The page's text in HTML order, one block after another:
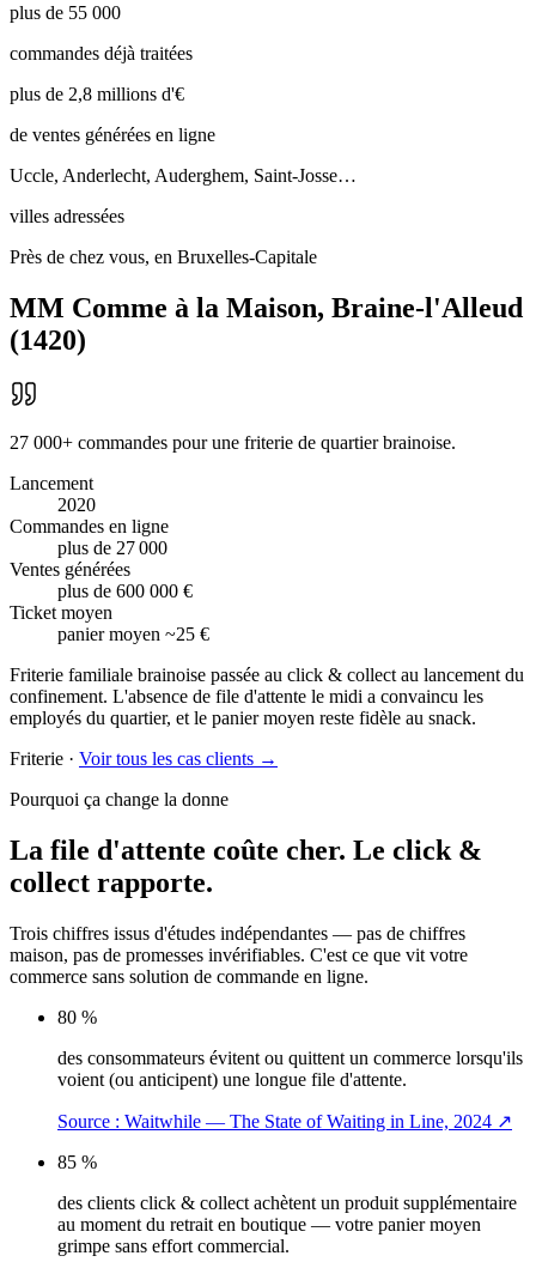
plus de 55 000
commandes déjà traitées
plus de 2,8 millions d'€
de ventes générées en ligne
Uccle, Anderlecht, Auderghem, Saint-Josse…
villes adressées
Près de chez vous, en Bruxelles-Capitale
MM Comme à la Maison, Braine-l'Alleud
(1420)
27 000+ commandes pour une friterie de quartier brainoise.
Lancement
2020
Commandes en ligne
plus de 27 000
Ventes générées
plus de 600 000 €
Ticket moyen
panier moyen ~25 €
Friterie familiale brainoise passée au click & collect au lancement du
confinement. L'absence de file d'attente le midi a convaincu les
employés du quartier, et le panier moyen reste fidèle au snack.
Friterie · Voir tous les cas clients →
Pourquoi ça change la donne
La file d'attente coûte cher. Le click &
collect rapporte.
Trois chiffres issus d'études indépendantes — pas de chiffres
maison, pas de promesses invérifiables. C'est ce que vit votre
commerce sans solution de commande en ligne.
80 %
des consommateurs évitent ou quittent un commerce lorsqu'ils
voient (ou anticipent) une longue file d'attente.
Source : Waitwhile — The State of Waiting in Line, 2024 ↗
85 %
des clients click & collect achètent un produit supplémentaire
au moment du retrait en boutique — votre panier moyen
grimpe sans effort commercial.